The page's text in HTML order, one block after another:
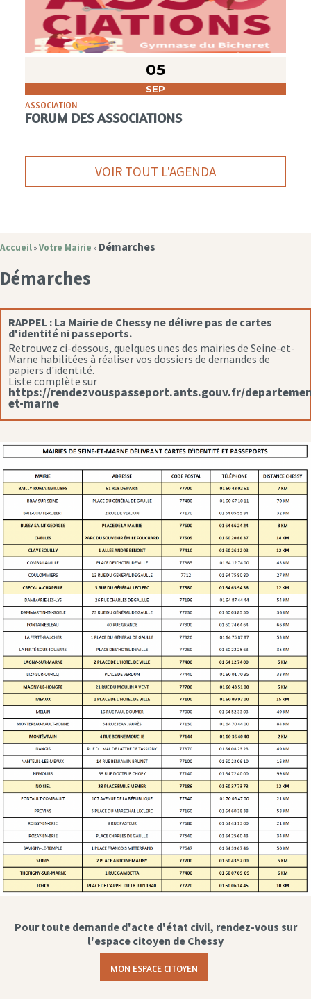
05
SEP
ASSOCIATION
FORUM DES ASSOCIATIONS
VOIR TOUT L'AGENDA
Accueil » Votre Mairie » Démarches
Démarches
RAPPEL : La Mairie de Chessy ne délivre pas de cartes
d'identité ni passeports.
Retrouvez ci-dessous, quelques unes des mairies de Seine-et-
Marne habilitées à réaliser vos dossiers de demandes de
papiers d'identité.
Liste complète sur
https://rendezvouspasseport.ants.gouv.fr/
et-marne
Pour toute demande d'acte d'état civil, rendez-vous sur
l'espace citoyen de Chessy
MON ESPACE CITOYEN